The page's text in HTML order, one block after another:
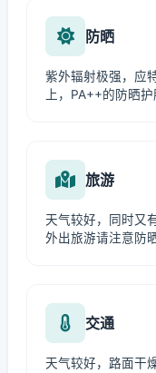
防晒
紫外辐射极强，应
上，PA++的防晒
旅游
天气较好，同时又
外出旅游请注意防
交通
天气较好，路面干